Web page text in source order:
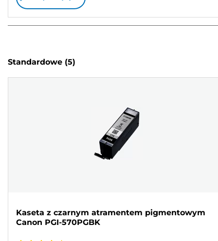
Standardowe (5)
Kaseta z czarnym atramentem pigmentowym
Canon PGI-570PGBK